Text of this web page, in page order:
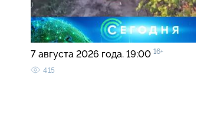
7 августа 2026 года. 19:00 16+
415